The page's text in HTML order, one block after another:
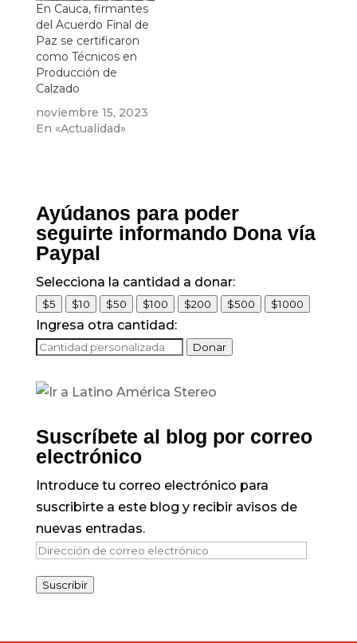
En Cauca, firmantes
del Acuerdo Final de
Paz se certificaron
como Técnicos en
Producción de
Calzado
noviembre 15, 2023
En «Actualidad»
Ayúdanos para poder
seguirte informando Dona vía
Paypal
Selecciona la cantidad a donar:
$5 $10 $50 $100 $200 $500 $1000
Ingresa otra cantidad:
Donar
Suscríbete al blog por correo
electrónico
Introduce tu correo electrónico para
suscribirte a este blog y recibir avisos de
nuevas entradas.
Dirección
correo
Suscribir